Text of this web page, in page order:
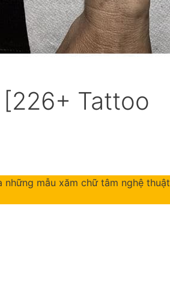
[226+ Tattoo
mẫu xăm chữ tâm nghệ thuật